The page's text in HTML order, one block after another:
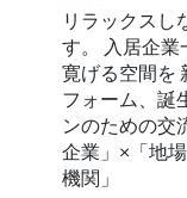
リラックスし
す。 入居企業
寛げる空間を
フォーム、誕
ンのための交
企業」×「地
機関」